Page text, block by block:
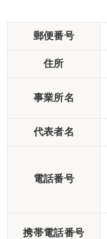
郵便番号
住所
事業所名
代表者名
電話番号
携帯電話番号